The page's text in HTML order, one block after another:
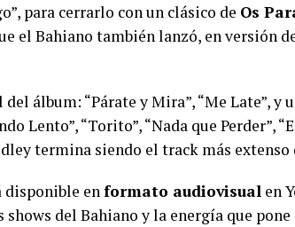
para cerrarlo con un clásico de Os
el Bahiano también lanzó, en versión
álbum: “Párate y Mira”, “Me Late”, y
Lento”, “Torito”, “Nada que Perder”,
termina siendo el track más
disponible enformato audiovisual en
shows del Bahiano y la energía que